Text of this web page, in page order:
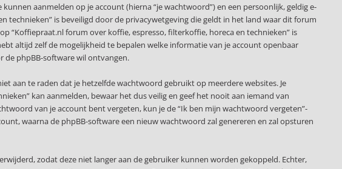
aanmelden op je account (hierna “je wachtwoord”) en een persoonlijk, geldig e-
technieken” is beveiligd door de privacywetgeving die geldt in het land waar dit forum
“Koffiepraat.nl forum over koffie, espresso, filterkoffie, horeca en technieken” is
altijd zelf de mogelijkheid te bepalen welke informatie van je account openbaar
de phpBB-software wil ontvangen.
aan te raden dat je hetzelfde wachtwoord gebruikt op meerdere websites. Je
kan aanmelden, bewaar het dus veilig en geef het nooit aan iemand van
van je account bent vergeten, kun je de “Ik ben mijn wachtwoord vergeten”-
waarna de phpBB-software een nieuw wachtwoord zal genereren en zal opsturen
zodat deze niet langer aan de gebruiker kunnen worden gekoppeld. Echter,